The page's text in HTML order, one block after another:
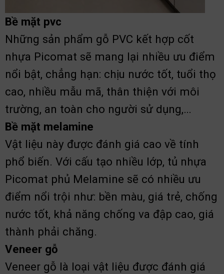
Bề mặt pvc
Những sản phẩm gỗ PVC kết hợp cốt
nhựa Picomat sẽ mang lại nhiều ưu điểm
nổi bật, chẳng hạn: chịu nước tốt, tuổi thọ
cao, nhiều mẫu mã, thân thiện với môi
trường, an toàn cho người sử dụng,…
Bề mặt melamine
Vật liệu này được đánh giá cao về tính
phổ biến. Với cấu tạo nhiều lớp, tủ nhựa
Picomat phủ Melamine sẽ có nhiều ưu
điểm nổi trội như: bền màu, giá trẻ, chống
nước tốt, khả năng chống va đập cao, giá
thành phải chăng.
Veneer gỗ
Veneer gỗ là loại vật liệu được đánh giá